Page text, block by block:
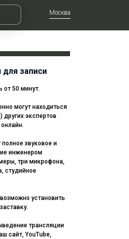
Москва
записи
от 50 минут.
могут находиться
других экспертов
полное звуковое и
инженером
три микрофона,
студийное
установить
трансляции
сайт, YouTube,